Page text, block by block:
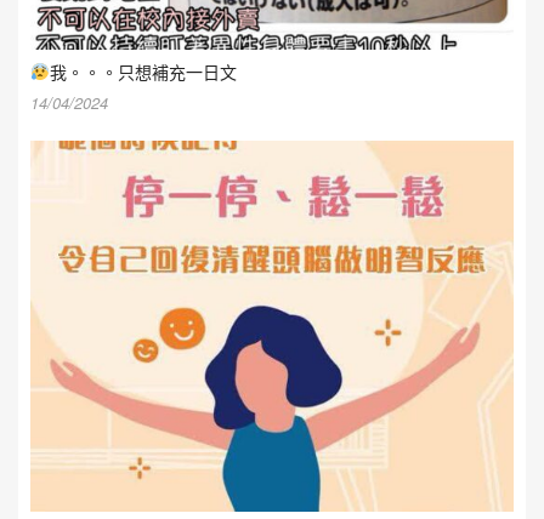
我。。。只想補充一日文
14/04/2024